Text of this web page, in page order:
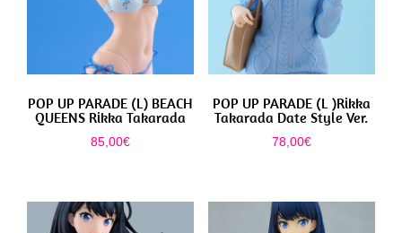
POP UP PARADE (L) BEACH
QUEENS Rikka Takarada
85,00€
POP UP PARADE (L )Rikka
Takarada Date Style Ver.
78,00€